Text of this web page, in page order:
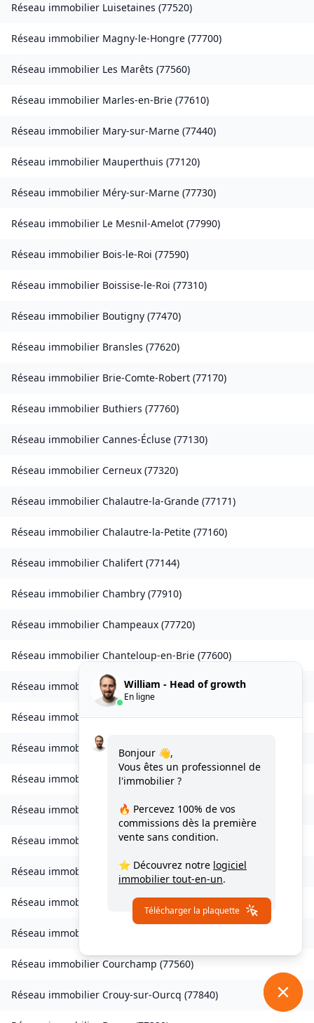
Réseau immobilier Luisetaines (77520)
Réseau immobilier Magny-le-Hongre (77700)
Réseau immobilier Les Marêts (77560)
Réseau immobilier Marles-en-Brie (77610)
Réseau immobilier Mary-sur-Marne (77440)
Réseau immobilier Mauperthuis (77120)
Réseau immobilier Méry-sur-Marne (77730)
Réseau immobilier Le Mesnil-Amelot (77990)
Réseau immobilier Bois-le-Roi (77590)
Réseau immobilier Boissise-le-Roi (77310)
Réseau immobilier Boutigny (77470)
Réseau immobilier Bransles (77620)
Réseau immobilier Brie-Comte-Robert (77170)
Réseau immobilier Buthiers (77760)
Réseau immobilier Cannes-Écluse (77130)
Réseau immobilier Cerneux (77320)
Réseau immobilier Chalautre-la-Grande (77171)
Réseau immobilier Chalautre-la-Petite (77160)
Réseau immobilier Chalifert (77144)
Réseau immobilier Chambry (77910)
Réseau immobilier Champeaux (77720)
Réseau immobilier Chanteloup-en-Brie (77600)
Réseau immobilierLa Chapelle-Rablais (77370)
Réseau immobilierLes Chapelles-Bourbon(77610)
Réseau immobilierCharmentray(77410
Réseau immobilier Charny(77410)
Réseau immobilier Chessy(77700)
Réseau immobilier Combs-la-Ville (77380)
Réseau immobilier Compans(77290)
Réseau immobilier Condé-Sainte-Libiaire
Réseau immobilier
Réseau immobilier Courchamp (77560)
Réseau immobilier Crouy-sur-Ourcq (77840)
William - Head of growth
En ligne
Bonjour 👋,
Vous êtes un professionnel de
l'immobilier ?
🔥 Percevez 100% de vos
commissions dès la première
vente sans condition.
⭐ Découvrez notre logiciel
immobilier tout-en-un.
Télécharger la plaquette